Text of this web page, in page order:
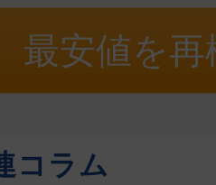
最安値を再
コラム